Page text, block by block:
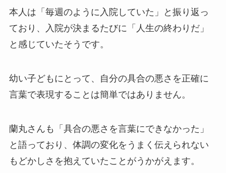
本人は「毎週のように入院していた」と振り返っ
ており、入院が決まるたびに「人生の終わりだ」
と感じていたそうです。
幼い子どもにとって、自分の具合の悪さを正確に
言葉で表現することは簡単ではありません。
蘭丸さんも「具合の悪さを言葉にできなかった」
と語っており、体調の変化をうまく伝えられない
もどかしさを抱えていたことがうかがえます。